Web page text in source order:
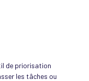
de priorisation
les tâches ou